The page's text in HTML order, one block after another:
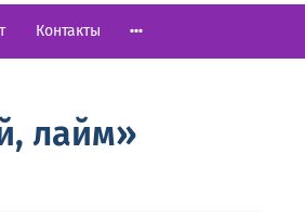
Контакты
лайм»